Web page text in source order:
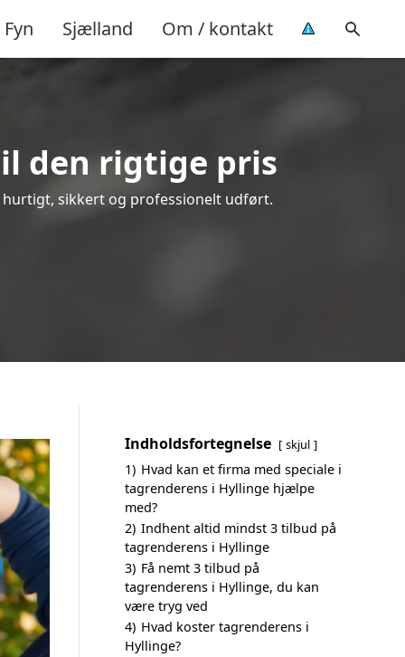
Fyn Sjælland Om / kontakt
den rigtige pris
hurtigt, sikkert og professionelt udført.
Indholdsfortegnelse skjul
1) Hvad kan et firma med speciale i
tagrenderens i Hyllinge hjælpe
med?
2) Indhent altid mindst 3 tilbud på
tagrenderens i Hyllinge
3) Få nemt 3 tilbud på
tagrenderens i Hyllinge, du kan
være tryg ved
4) Hvad koster tagrenderens i
Hyllinge?